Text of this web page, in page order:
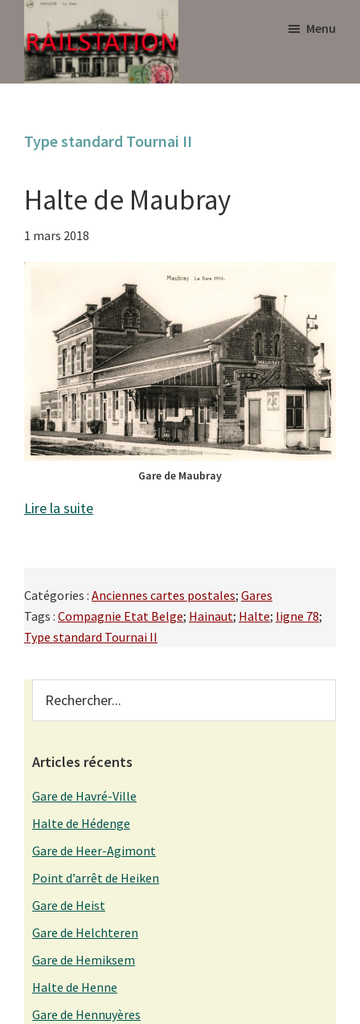
main
content
primary
sidebar
Menu
Type standard Tournai II
Halte de Maubray
1 mars 2018
Gare de Maubray
Lire la suite
Catégories : Anciennes cartes postales; Gares
Tags : Compagnie Etat Belge; Hainaut; Halte; ligne 78;
Type standard Tournai II
Primary
Sidebar
Articles récents
Gare de Havré-Ville
Halte de Hédenge
Gare de Heer-Agimont
Point d’arrêt de Heiken
Gare de Heist
Gare de Helchteren
Gare de Hemiksem
Halte de Henne
Gare de Hennuyères